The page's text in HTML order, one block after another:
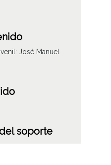
José Manuel
soporte